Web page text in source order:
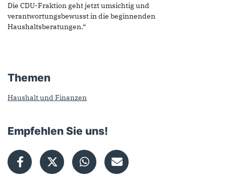
Die CDU-Fraktion geht jetzt umsichtig und
verantwortungsbewusst in die beginnenden
Haushaltsberatungen.“
Themen
Haushalt und Finanzen
Empfehlen Sie uns!